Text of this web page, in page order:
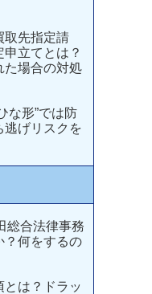
取先指定請
立てとは？
た場合の対処
な形”では防
逃げリスクを
総合法律事務
？何をするの
とは？ドラッ